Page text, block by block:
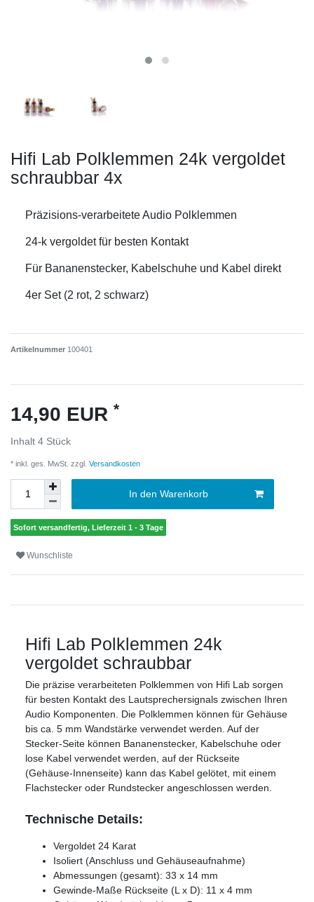
Hifi Lab Polklemmen 24k vergoldet
schraubbar 4x
Präzisions-verarbeitete Audio Polklemmen
24-k vergoldet für besten Kontakt
Für Bananenstecker, Kabelschuhe und Kabel direkt
4er Set (2 rot, 2 schwarz)
Artikelnummer 100401
14,90 EUR *
Inhalt 4 Stück
* inkl. ges. MwSt. zzgl. Versandkosten
In den Warenkorb
Sofort versandfertig, Lieferzeit 1 - 3 Tage
Wunschliste
Hifi Lab Polklemmen 24k
vergoldet schraubbar
Die präzise verarbeiteten Polklemmen von Hifi Lab sorgen
für besten Kontakt des Lautsprechersignals zwischen Ihren
Audio Komponenten. Die Polklemmen können für Gehäuse
bis ca. 5 mm Wandstärke verwendet werden. Auf der
Stecker-Seite können Bananenstecker, Kabelschuhe oder
lose Kabel verwendet werden, auf der Rückseite
(Gehäuse-Innenseite) kann das Kabel gelötet, mit einem
Flachstecker oder Rundstecker angeschlossen werden.
Technische Details:
Vergoldet 24 Karat
Isoliert (Anschluss und Gehäuseaufnahme)
Abmessungen (gesamt): 33 x 14 mm
Gewinde-Maße Rückseite (L x D): 11 x 4 mm